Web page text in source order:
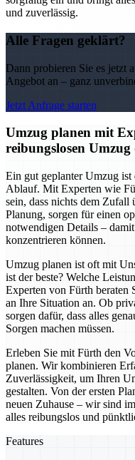
und zuverlässig.
Alle Fragen geklärt?
Dann probieren Sie es jetzt
Angebot an – ganz
Jetzt Anfrage starten
Umzug planen mit
reibungslosen
Ein gut geplanter Umzug ist
Ablauf. Mit Experten wie
sein, dass nichts dem Zufall
Planung, sorgen für einen
notwendigen Details –
konzentrieren können.
Umzug planen ist oft mit
ist der beste? Welche
Experten von Fürth beraten
an Ihre Situation an. Ob
sorgen dafür, dass alles
Sorgen machen müssen.
Erleben Sie mit Fürth den
planen. Wir kombinieren
Zuverlässigkeit, um Ihren
gestalten. Von der ersten
neuen Zuhause – wir sind
alles reibungslos und
Features